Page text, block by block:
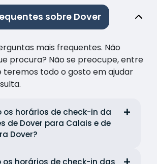
sobre Dover
mais frequentes. Não
procura? Não se preocupe, entre
todo o gosto em ajudar
os horários de check-in da
de Dover para Calais e de
Dover?
os horários de check-in das